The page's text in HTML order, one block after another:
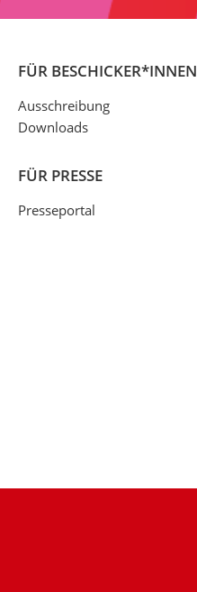
FÜR BESCHICKER*INNEN
Ausschreibung
Downloads
FÜR PRESSE
Presseportal